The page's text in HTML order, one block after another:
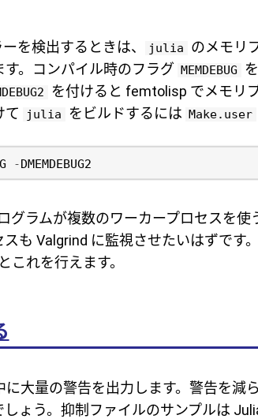
を検出するときは、 julia
のメモリ
。コンパイル時のフラグ MEMDEBUG
を付けると femtolisp でメモリ
て
julia をビルドするには Make.user
-DMEMDEBUG2
グラムが複数のワーカープロセスを
も Valgrind に監視させたいはずです。
これを行えます。
に大量の警告を出力します。警告を減
しょう。抑制ファイルのサンプルは